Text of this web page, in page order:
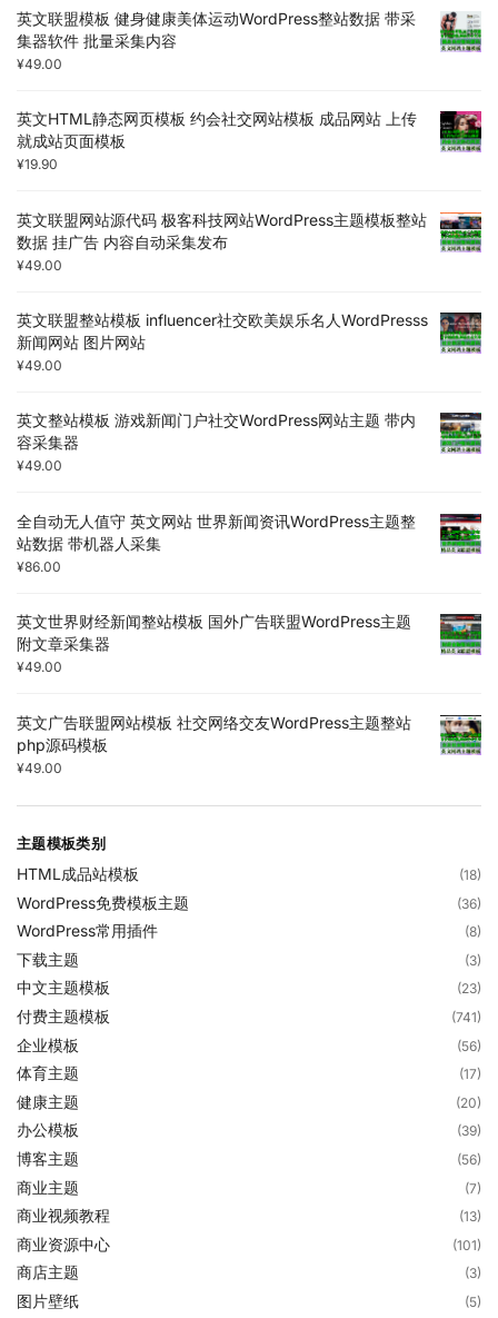
英文联盟模板 健身健康美体运动WordPress整站数据 带采
集器软件 批量采集内容
¥49.00
英文HTML静态网页模板 约会社交网站模板 成品网站 上传
就成站页面模板
¥19.90
英文联盟网站源代码 极客科技网站WordPress主题模板整站
数据 挂广告 内容自动采集发布
¥49.00
英文联盟整站模板 influencer社交欧美娱乐名人WordPresss
新闻网站 图片网站
¥49.00
英文整站模板 游戏新闻门户社交WordPress网站主题 带内
容采集器
¥49.00
全自动无人值守 英文网站 世界新闻资讯WordPress主题整
站数据 带机器人采集
¥86.00
英文世界财经新闻整站模板 国外广告联盟WordPress主题
附文章采集器
¥49.00
英文广告联盟网站模板 社交网络交友WordPress主题整站
php源码模板
¥49.00
主题模板类别
HTML成品站模板 (18)
WordPress免费模板主题 (36)
WordPress常用插件 (8)
下载主题 (3)
中文主题模板 (23)
付费主题模板 (741)
企业模板 (56)
体育主题 (17)
健康主题 (20)
办公模板 (39)
博客主题 (56)
商业主题 (7)
商业视频教程 (13)
商业资源中心 (101)
商店主题 (3)
图片壁纸 (5)